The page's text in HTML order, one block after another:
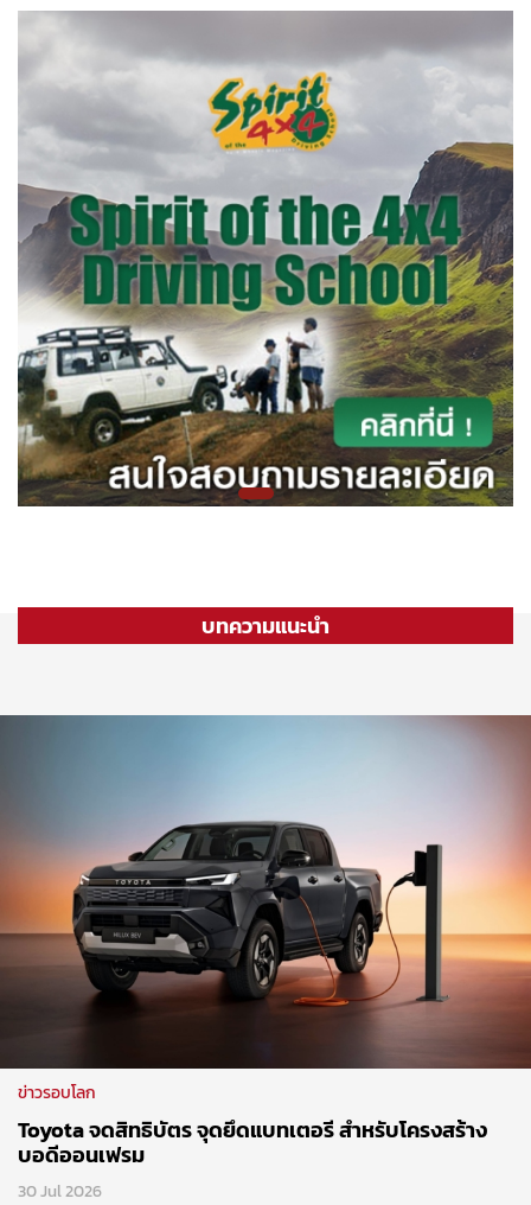
บทความแนะนำ
ข่าวรอบโลก
Toyota จดสิทธิบัตร จุดยึดแบทเตอรี สำหรับโครงสร้าง
บอดีออนเฟรม
30 Jul 2026